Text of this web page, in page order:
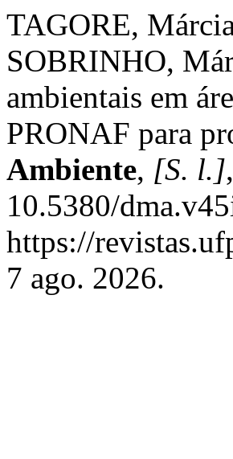
TAGORE,
SOBRINHO,
ambientais em
PRONAF para
Ambiente, [S. l.]
10.5380/
https://
7 ago. 2026.